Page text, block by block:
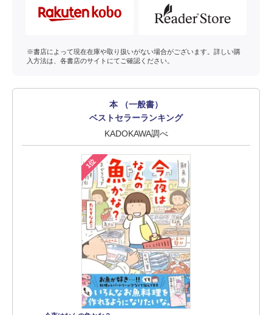
※書店によって現在在庫や取り扱いがない場合がございます。詳しい購
入方法は、各書店のサイトにてご確認ください。
本 （一般書）
ベストセラーランキング
KADOKAWA調べ
1位